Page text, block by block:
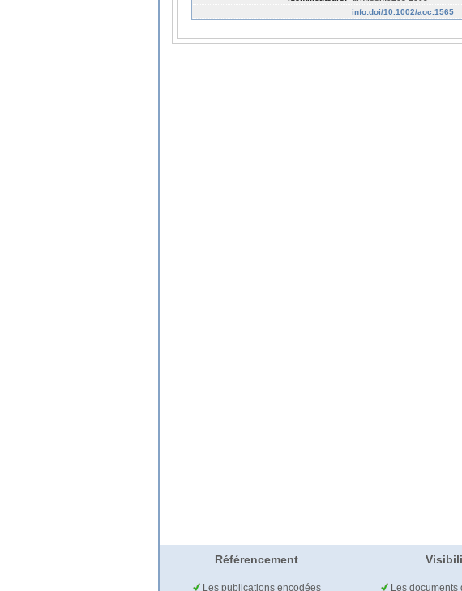
info:doi/10.1002/aoc.1565
Référencement
Les publications encodées Les documents